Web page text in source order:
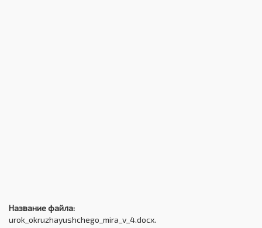
Название файла:
urok_okruzhayushchego_mira_v_4.docx.